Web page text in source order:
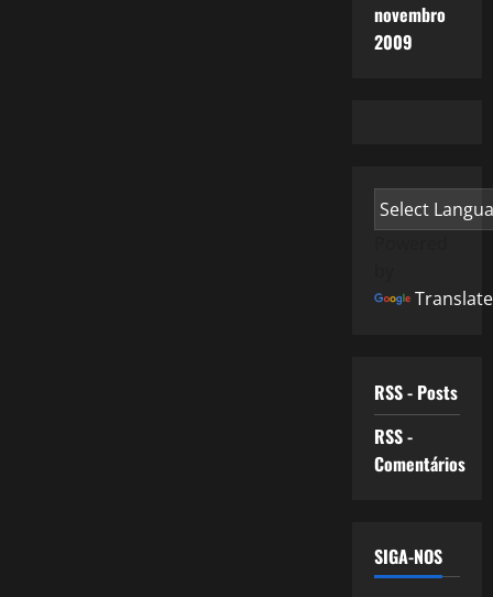
novembro
2009
Translate
RSS - Posts
RSS -
Comentários
SIGA-NOS